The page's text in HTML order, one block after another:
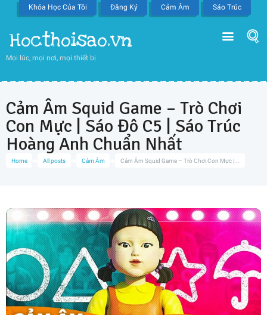
Khóa Học Của Tôi Đăng Ký Cảm Âm Sáo Trúc
Hocthoisao.vn
Mọi lúc, mọi nơi, mọi thiết bị
Home All posts Cảm Âm Cảm Âm Squid Game – Trò Chơi Con Mực |...
Cảm Âm Squid Game – Trò Chơi
Con Mực | Sáo Đô C5 | Sáo Trúc
Hoàng Anh Chuẩn Nhất